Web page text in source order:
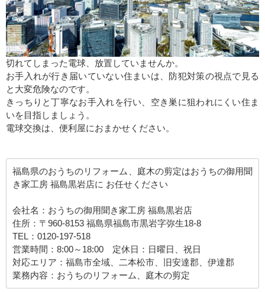
切れてしまった電球、放置していませんか。
お手入れが行き届いていない住まいは、防犯対策の視点で見る
と大変危険なのです。
きっちりと丁寧なお手入れを行い、空き巣に狙われにくい住ま
いを目指しましょう。
電球交換は、便利屋におまかせください。
福島県のおうちのリフォーム、庭木の剪定はおうちの御用聞
き家工房 福島黒岩店に お任せください
会社名：おうちの御用聞き家工房 福島黒岩店
住所：〒960-8153 福島県福島市黒岩字弥生18-8
TEL：0120-197-518
営業時間：8:00～18:00 定休日：日曜日、祝日
対応エリア：福島市全域、二本松市、旧安達郡、伊達郡
業務内容：おうちのリフォーム、庭木の剪定